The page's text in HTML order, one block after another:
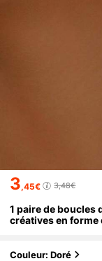
3,45€ 3,48€
1 paire de boucles
créatives en
Couleur: Doré